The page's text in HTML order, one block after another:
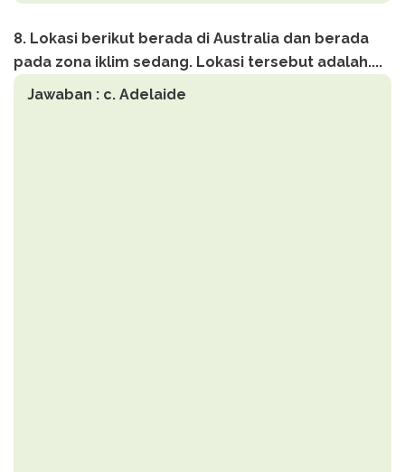
8. Lokasi berikut berada di Australia dan berada
pada zona iklim sedang. Lokasi tersebut adalah....
Jawaban : c. Adelaide